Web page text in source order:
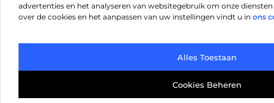
advertenties en het analyseren van websitegebruik om onze
over de cookies en het aanpassen van uw instellingen vindt u in ons
Alles Toestaan
Cookies Beheren